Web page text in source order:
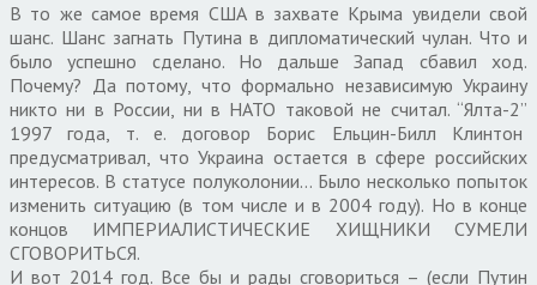
В то же самое время США в захвате Крыма увидели свой
шанс. Шанс загнать Путина в дипломатический чулан. Что и
было успешно сделано. Но дальше Запад сбавил ход.
Почему? Да потому, что формально независимую Украину
никто ни в России, ни в НАТО таковой не считал. “Ялта-2”
1997 года, т. е. договор Борис Ельцин-Билл Клинтон
предусматривал, что Украина остается в сфере российских
интересов. В статусе полуколонии… Было несколько попыток
изменить ситуацию (в том числе и в 2004 году). Но в конце
концов ИМПЕРИАЛИСТИЧЕСКИЕ ХИЩНИКИ СУМЕЛИ
СГОВОРИТЬСЯ.
И вот 2014 год. Все бы и рады сговориться – (если Путин